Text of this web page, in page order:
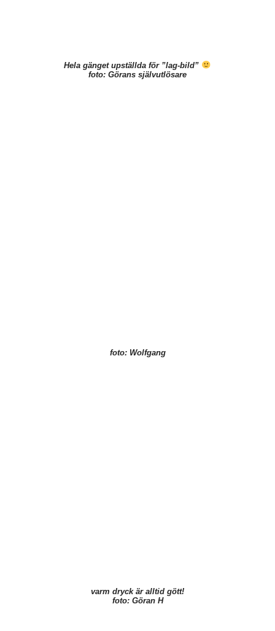
Hela gänget upställda för ”lag-bild”
foto: Görans självutlösare
foto: Wolfgang
varm dryck är alltid gött!
foto: Göran H